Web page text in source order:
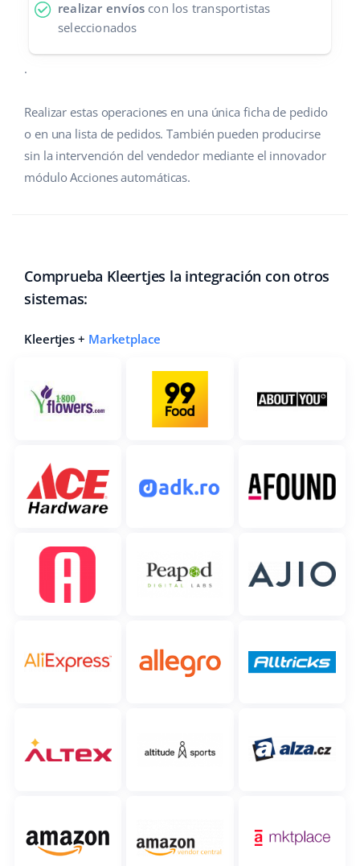
realizar envíos con los transportistas
seleccionados
.
Realizar estas operaciones en una única ficha de pedido
o en una lista de pedidos. También pueden producirse
sin la intervención del vendedor mediante el innovador
módulo Acciones automáticas.
Comprueba Kleertjes la integración con otros
sistemas:
Kleertjes + Marketplace